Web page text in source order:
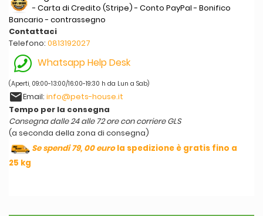
- Carta di Credito (Stripe) - Conto PayPal - Bonifico
Bancario - contrassegno
Contattaci
Telefono: 0813192027
Whatsapp Help Desk
(Aperti, 09:00-13:00/16:00-19:30 h da Lun a Sab)
emailEmail: info@pets-house.it
Tempo per la consegna
Consegna dalle 24 alle 72 ore con corriere GLS
(a seconda della zona di consegna)
Se spendi 79, 00 eurola spedizione è gratis fino a
25 kg